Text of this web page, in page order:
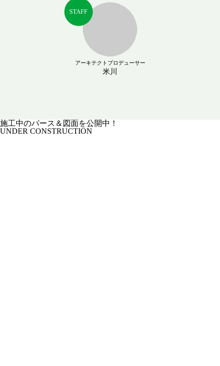
STAFF
アーキテクトプロデューサー
米川
施工中のパース＆図面を公開中！
UNDER CONSTRUCTION